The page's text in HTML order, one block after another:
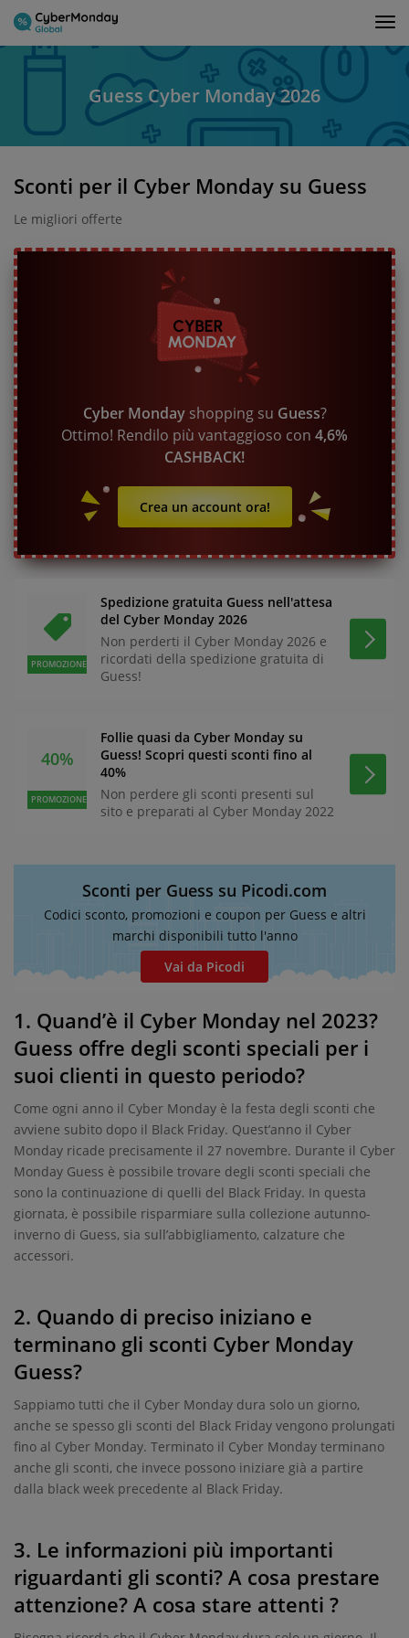
Guess Cyber Monday 2026
Sconti per il Cyber Monday su Guess
Le migliori offerte
Cyber Mondayshopping su Guess?
Ottimo! Rendilo più vantaggioso con 4,6%
CASHBACK!
Crea un account ora!
PROMOZIONE
Spedizione gratuita Guess nell'attesa
del Cyber Monday 2026
Non perderti il Cyber Monday 2026 e
ricordati della spedizione gratuita di
Guess!
40%
PROMOZIONE
Follie quasi da Cyber Monday su
Guess! Scopri questi sconti fino al
40%
Non perdere gli sconti presenti sul
sito e preparati al Cyber Monday 2022
Sconti per Guess su Picodi.com
Codici sconto, promozioni e coupon per Guess e altri
marchi disponibili tutto l'anno
Vai da Picodi
1. Quand’è il Cyber Monday nel 2023?
Guess offre degli sconti speciali per i
suoi clienti in questo periodo?
Come ogni anno il Cyber Monday è la festa degli sconti che
avviene subito dopo il Black Friday. Quest’anno il Cyber
Monday ricade precisamente il 27 novembre. Durante il Cyber
Monday Guess è possibile trovare degli sconti speciali che
sono la continuazione di quelli del Black Friday. In questa
giornata, è possibile risparmiare sulla collezione autunno-
inverno di Guess, sia sull’abbigliamento, calzature che
accessori.
2. Quando di preciso iniziano e
terminano gli sconti Cyber Monday
Guess?
Sappiamo tutti che il Cyber Monday dura solo un giorno,
anche se spesso gli sconti del Black Friday vengono prolungati
fino al Cyber Monday. Terminato il Cyber Monday terminano
anche gli sconti, che invece possono iniziare già a partire
dalla black week precedente al Black Friday.
3. Le informazioni più importanti
riguardanti gli sconti? A cosa prestare
attenzione? A cosa stare attenti ?